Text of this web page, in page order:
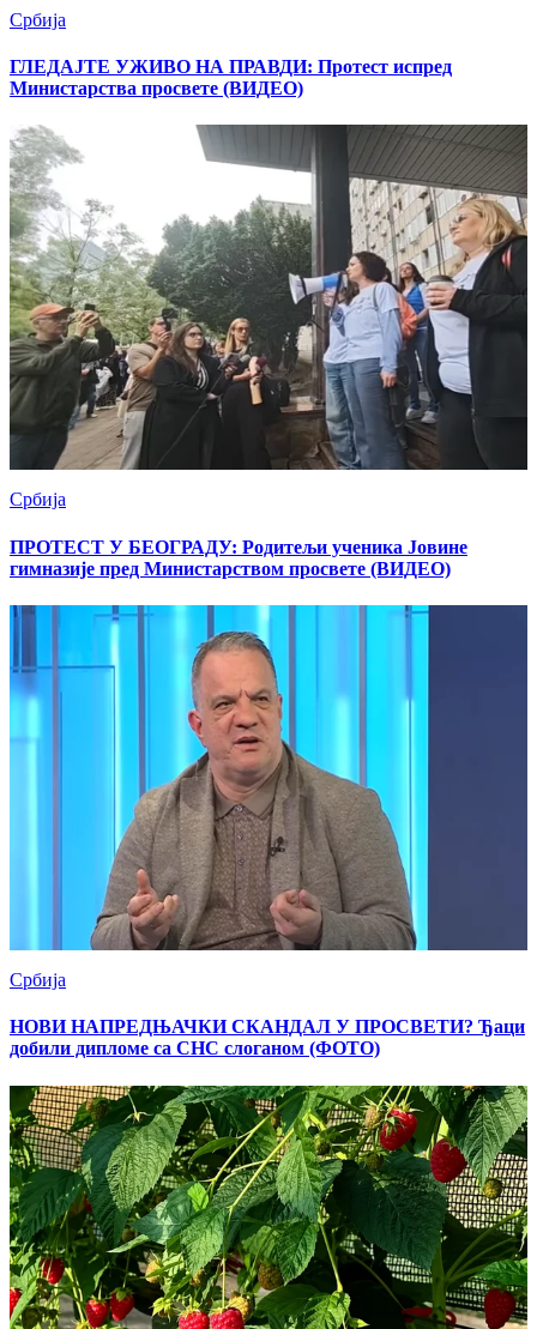
Србија
ГЛЕДАЈТЕ УЖИВО НА ПРАВДИ: Протест испред
Министарства просвете (ВИДЕО)
Србија
ПРОТЕСТ У БЕОГРАДУ: Родитељи ученика Јовине
гимназије пред Министарством просвете (ВИДЕО)
Србија
НОВИ НАПРЕДЊАЧКИ СКАНДАЛ У ПРОСВЕТИ? Ђаци
добили дипломе са СНС слоганом (ФОТО)